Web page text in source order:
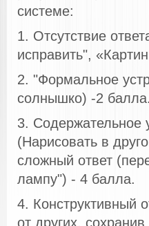
системе:
1. Отсутствие
исправить",
2. "Формальное
солнышко) -2 балла.
3. Содержательное
(Нарисовать в
сложный ответ
лампу") - 4 балла.
4. Конструктивный
от других,